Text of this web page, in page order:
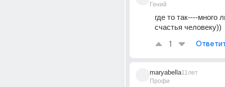
Гений
где то так----много
счастья человеку))
1
maryabella
Профи
11лет